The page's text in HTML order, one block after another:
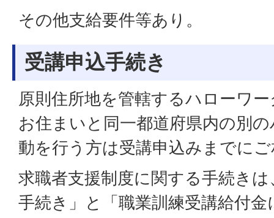
その他支給要件等あり。
受講申込手続き
原則住所地を管轄するハローワ
お住まいと同一都道府県内の別
動を行う方は受講申込みまでに
求職者支援制度に関する手続き
手続き」と「職業訓練受講給付